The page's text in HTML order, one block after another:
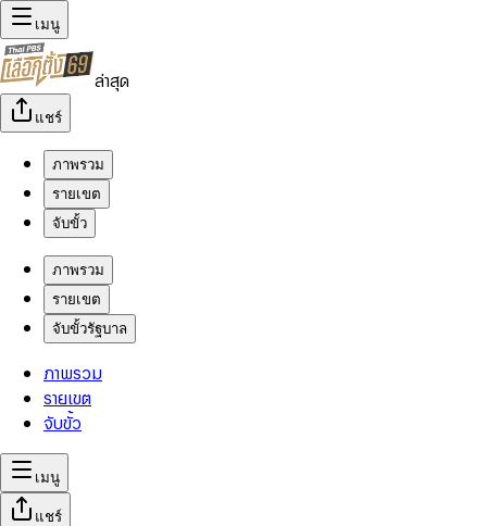
เมนู
ล่าสุด
แชร์
ภาพรวม
รายเขต
จับขั้ว
ภาพรวม
รายเขต
จับขั้วรัฐบาล
ภาพรวม
รายเขต
จับขั้ว
เมนู
แชร์